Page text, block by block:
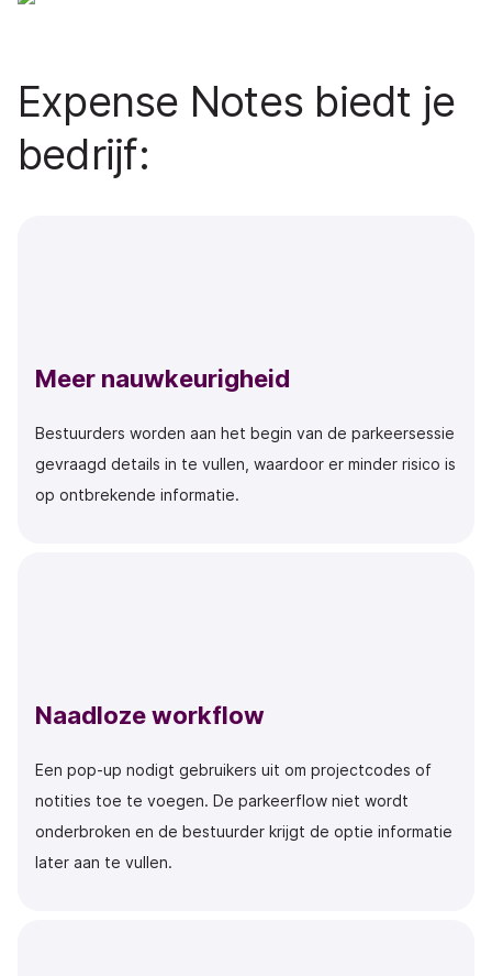
Expense Notes biedt je
bedrijf:
Meer nauwkeurigheid
Bestuurders worden aan het begin van de parkeersessie
gevraagd details in te vullen, waardoor er minder risico is
op ontbrekende informatie.
Naadloze workflow
Een pop-up nodigt gebruikers uit om projectcodes of
notities toe te voegen. De parkeerflow niet wordt
onderbroken en de bestuurder krijgt de optie informatie
later aan te vullen.